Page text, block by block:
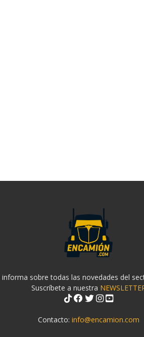
informa sobre todas las novedades del
Suscríbete a nuestra
Contacto: info@encamion.com